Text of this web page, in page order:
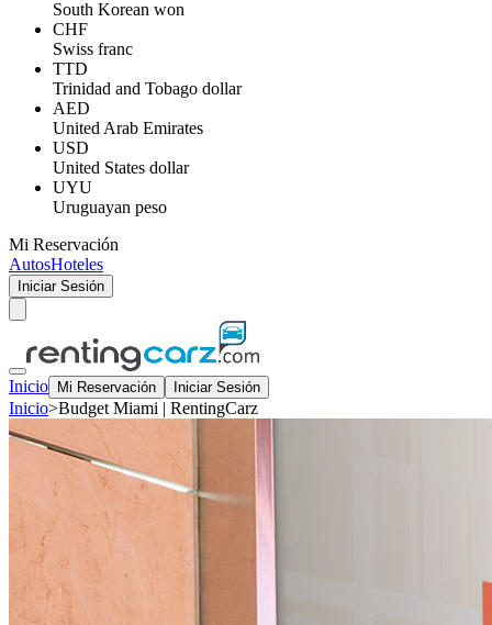
South Korean won
CHF
Swiss franc
TTD
Trinidad and Tobago dollar
AED
United Arab Emirates
USD
United States dollar
UYU
Uruguayan peso
Mi Reservación
AutosHoteles
Iniciar Sesión
Inicio Mi Reservación Iniciar Sesión
Inicio>Budget Miami | RentingCarz